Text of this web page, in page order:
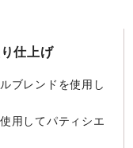
仕上げ
ブレンドを使用し
用してパティシエ